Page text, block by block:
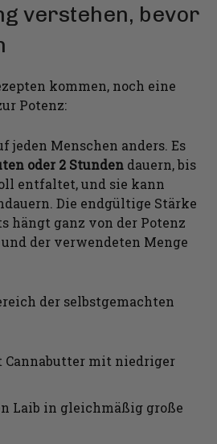
verstehen, bevor
kommen, noch eine
Potenz:
jeden Menschen anders. Es
oder 2 Stunden dauern, bis
entfaltet, und sie kann
Die endgültige Stärke
hängt ganz von der Potenz
der verwendeten Menge
der selbstgemachten
Cannabutter mit niedriger
Laib in gleichmäßig große